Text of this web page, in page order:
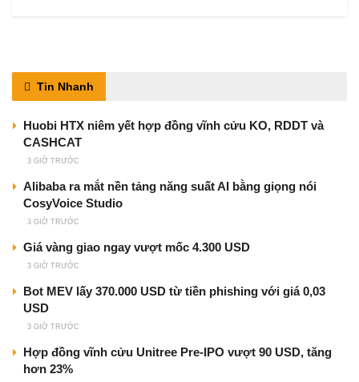
Tin Nhanh
Huobi HTX niêm yết hợp đồng vĩnh cửu KO, RDDT và
CASHCAT
3 GIỜ TRƯỚC
Alibaba ra mắt nền tảng năng suất AI bằng giọng nói
CosyVoice Studio
3 GIỜ TRƯỚC
Giá vàng giao ngay vượt mốc 4.300 USD
3 GIỜ TRƯỚC
Bot MEV lấy 370.000 USD từ tiền phishing với giá 0,03
USD
3 GIỜ TRƯỚC
Hợp đồng vĩnh cửu Unitree Pre-IPO vượt 90 USD, tăng
hơn 23%